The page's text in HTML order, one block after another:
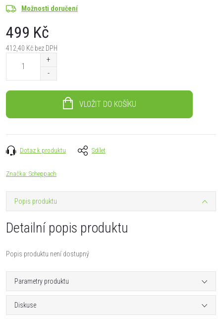
Možnosti doručení
499 Kč
412,40 Kč bez DPH
VLOŽIT DO KOŠÍKU
Dotaz k produktu Sdílet
Značka: Scheppach
Popis produktu
Detailní popis produktu
Popis produktu není dostupný
Parametry produktu
Diskuse